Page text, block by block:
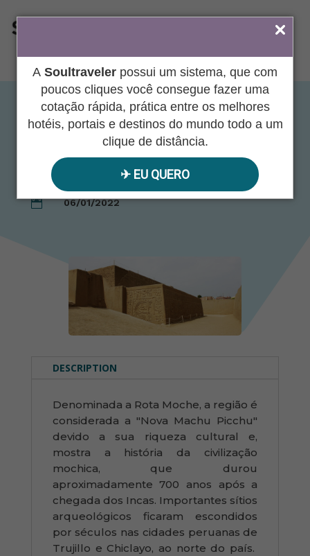
A Soultraveler possui um sistema, que com
poucos cliques você consegue fazer uma
cotação rápida, prática entre os melhores
hotéis, portais e destinos do mundo todo a um
clique de distância.
✈︎ EU QUERO
ÁREA DO AGENTE
Rota Moche: A Nova
Machu Picchu
 06/01/2022
DESCRIPTION
Denominada a Rota Moche, a região é
considerada a "Nova Machu Picchu"
devido a sua riqueza cultural e,
mostra a história da civilização
mochica, que durou
aproximadamente 700 anos após a
chegada dos Incas. Importantes sítios
arqueológicos ficaram escondidos
por séculos nas cidades peruanas de
Trujillo e Chiclayo, ao norte do país.